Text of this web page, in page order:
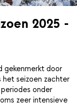
2025 -
gekenmerkt door
seizoen zachter
onder
zeer intensieve